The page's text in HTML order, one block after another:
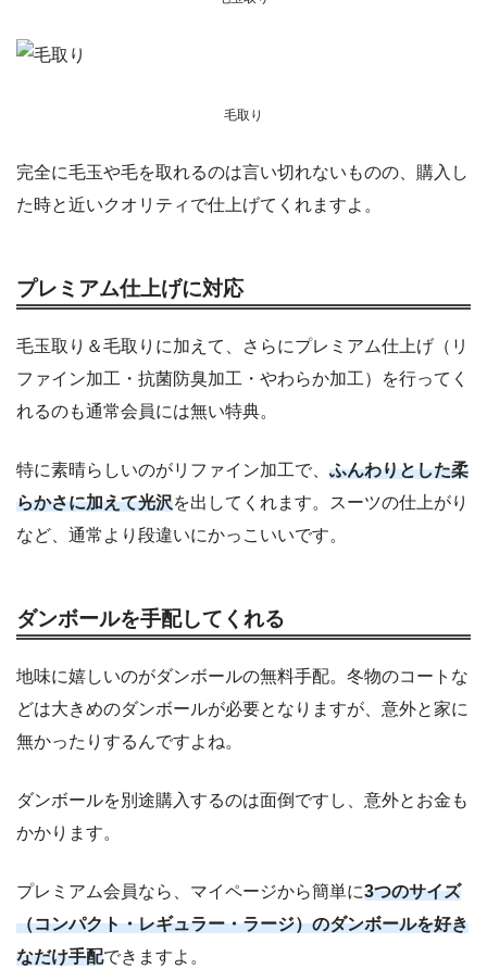
毛取り
完全に毛玉や毛を取れるのは言い切れないものの、購入し
た時と近いクオリティで仕上げてくれますよ。
プレミアム仕上げに対応
毛玉取り＆毛取りに加えて、さらにプレミアム仕上げ（リ
ファイン加工・抗菌防臭加工・やわらか加工）を行ってく
れるのも通常会員には無い特典。
特に素晴らしいのがリファイン加工で、 ふんわりとした柔
らかさに加えて光沢を出してくれます。スーツの仕上がり
など、通常より段違いにかっこいいです。
ダンボールを手配してくれる
地味に嬉しいのがダンボールの無料手配。冬物のコートな
どは大きめのダンボールが必要となりますが、意外と家に
無かったりするんですよね。
ダンボールを別途購入するのは面倒ですし、意外とお金も
かかります。
プレミアム会員なら、マイページから簡単に3つのサイズ
（コンパクト・レギュラー・ラージ）のダンボールを好き
なだけ手配できますよ。